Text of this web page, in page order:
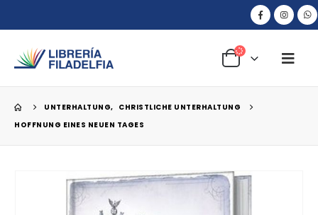
UNTERHALTUNG, CHRISTLICHE UNTERHALTUNG
HOFFNUNG EINES NEUEN TAGES